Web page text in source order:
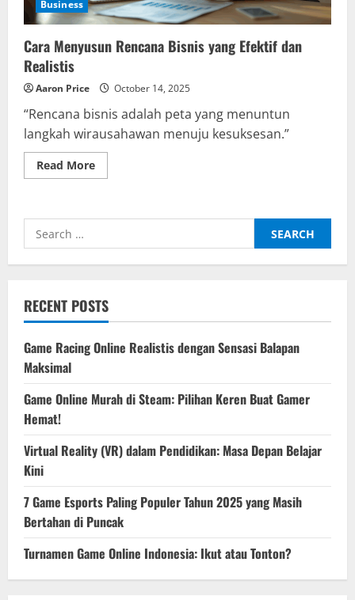
Business
Cara Menyusun Rencana Bisnis yang Efektif dan
Realistis
Aaron Price October 14, 2025
“Rencana bisnis adalah peta yang menuntun
langkah wirausahawan menuju kesuksesan.”
Read MoreRead
more
Rencana
Efektif
dan
Search
for:
RECENT POSTS
Game Racing Online Realistis dengan Sensasi Balapan
Maksimal
Game Online Murah di Steam: Pilihan Keren Buat Gamer
Hemat!
Virtual Reality (VR) dalam Pendidikan: Masa Depan Belajar
Kini
7 Game Esports Paling Populer Tahun 2025 yang Masih
Bertahan di Puncak
Turnamen Game Online Indonesia: Ikut atau Tonton?